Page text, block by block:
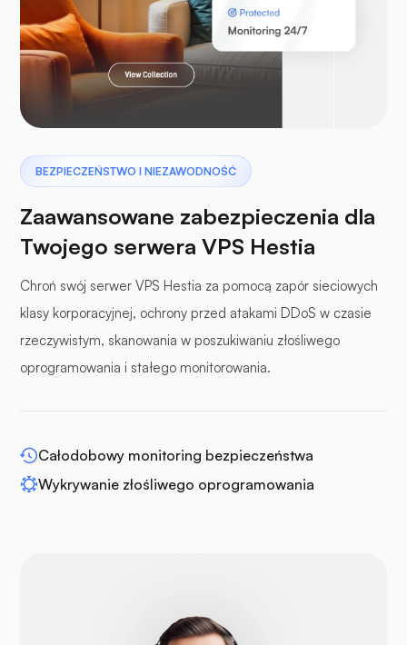
Laravel
Pterodaktyl
panele buforowe
BEZPIECZEŃSTWO I NIEZAWODNOŚĆ
Zaawansowane zabezpieczenia dla
Twojego serwera VPS Hestia
Chroń swój serwer VPS Hestia za pomocą zapór sieciowych
klasy korporacyjnej, ochrony przed atakami DDoS w czasie
rzeczywistym, skanowania w poszukiwaniu złośliwego
oprogramowania i stałego monitorowania.
Całodobowy monitoring bezpieczeństwa
Wykrywanie złośliwego oprogramowania